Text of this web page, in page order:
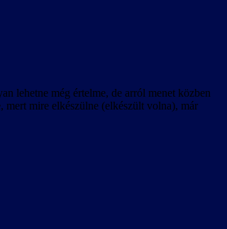
lehetne még értelme, de arról menet közben
mert mire elkészülne (elkészült volna), már